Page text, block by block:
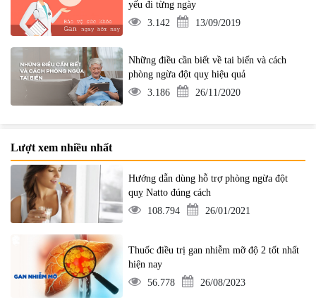
yếu đi từng ngày
3.142
13/09/2019
Những điều cần biết về tai biến và cách
phòng ngừa đột quỵ hiệu quả
3.186
26/11/2020
Lượt xem nhiều nhất
Hướng dẫn dùng hỗ trợ phòng ngừa đột
quỵ Natto đúng cách
108.794
26/01/2021
Thuốc điều trị gan nhiễm mỡ độ 2 tốt nhất
hiện nay
56.778
26/08/2023